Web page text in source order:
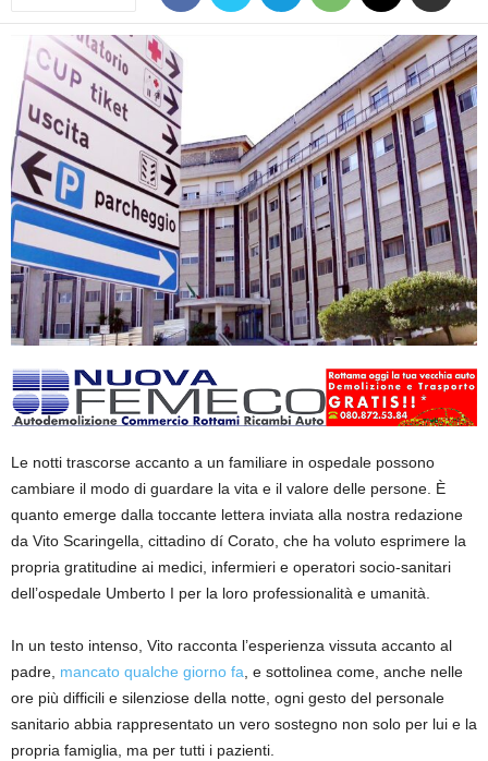
Le notti trascorse accanto a un familiare in ospedale possono
cambiare il modo di guardare la vita e il valore delle persone. È
quanto emerge dalla toccante lettera inviata alla nostra redazione
da Vito Scaringella, cittadino dí Corato, che ha voluto esprimere la
propria gratitudine ai medici, infermieri e operatori socio-sanitari
dell’ospedale Umberto I per la loro professionalità e umanità.
In un testo intenso, Vito racconta l’esperienza vissuta accanto al
padre, mancato qualche giorno fa, e sottolinea come, anche nelle
ore più difficili e silenziose della notte, ogni gesto del personale
sanitario abbia rappresentato un vero sostegno non solo per lui e la
propria famiglia, ma per tutti i pazienti.